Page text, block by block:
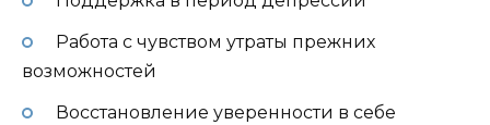
Работа с чувством утраты прежних
возможностей
Восстановление уверенности в себе